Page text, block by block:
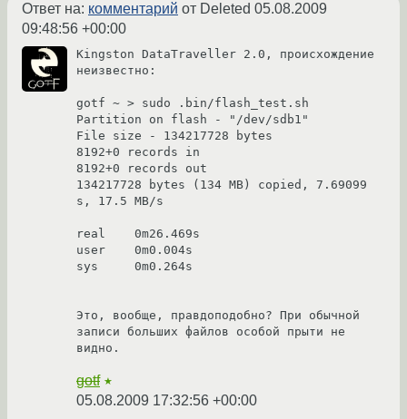
Ответ на: комментарий от Deleted 05.08.2009
09:48:56 +00:00
Kingston DataTraveller 2.0, происхождение
неизвестно:
gotf ~ > sudo .bin/flash_test.sh
Partition on flash - "/dev/sdb1"
File size - 134217728 bytes
8192+0 records in
8192+0 records out
134217728 bytes (134 MB) copied, 7.69099
s, 17.5 MB/s
real	0m26.469s
user	0m0.004s
sys	0m0.264s
Это, вообще, правдоподобно? При обычной
записи больших файлов особой прыти не
видно.
gotf ★
05.08.2009 17:32:56 +00:00